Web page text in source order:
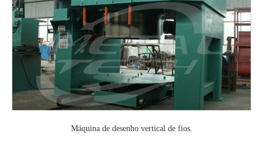
Máquina de desenho vertical de fios.